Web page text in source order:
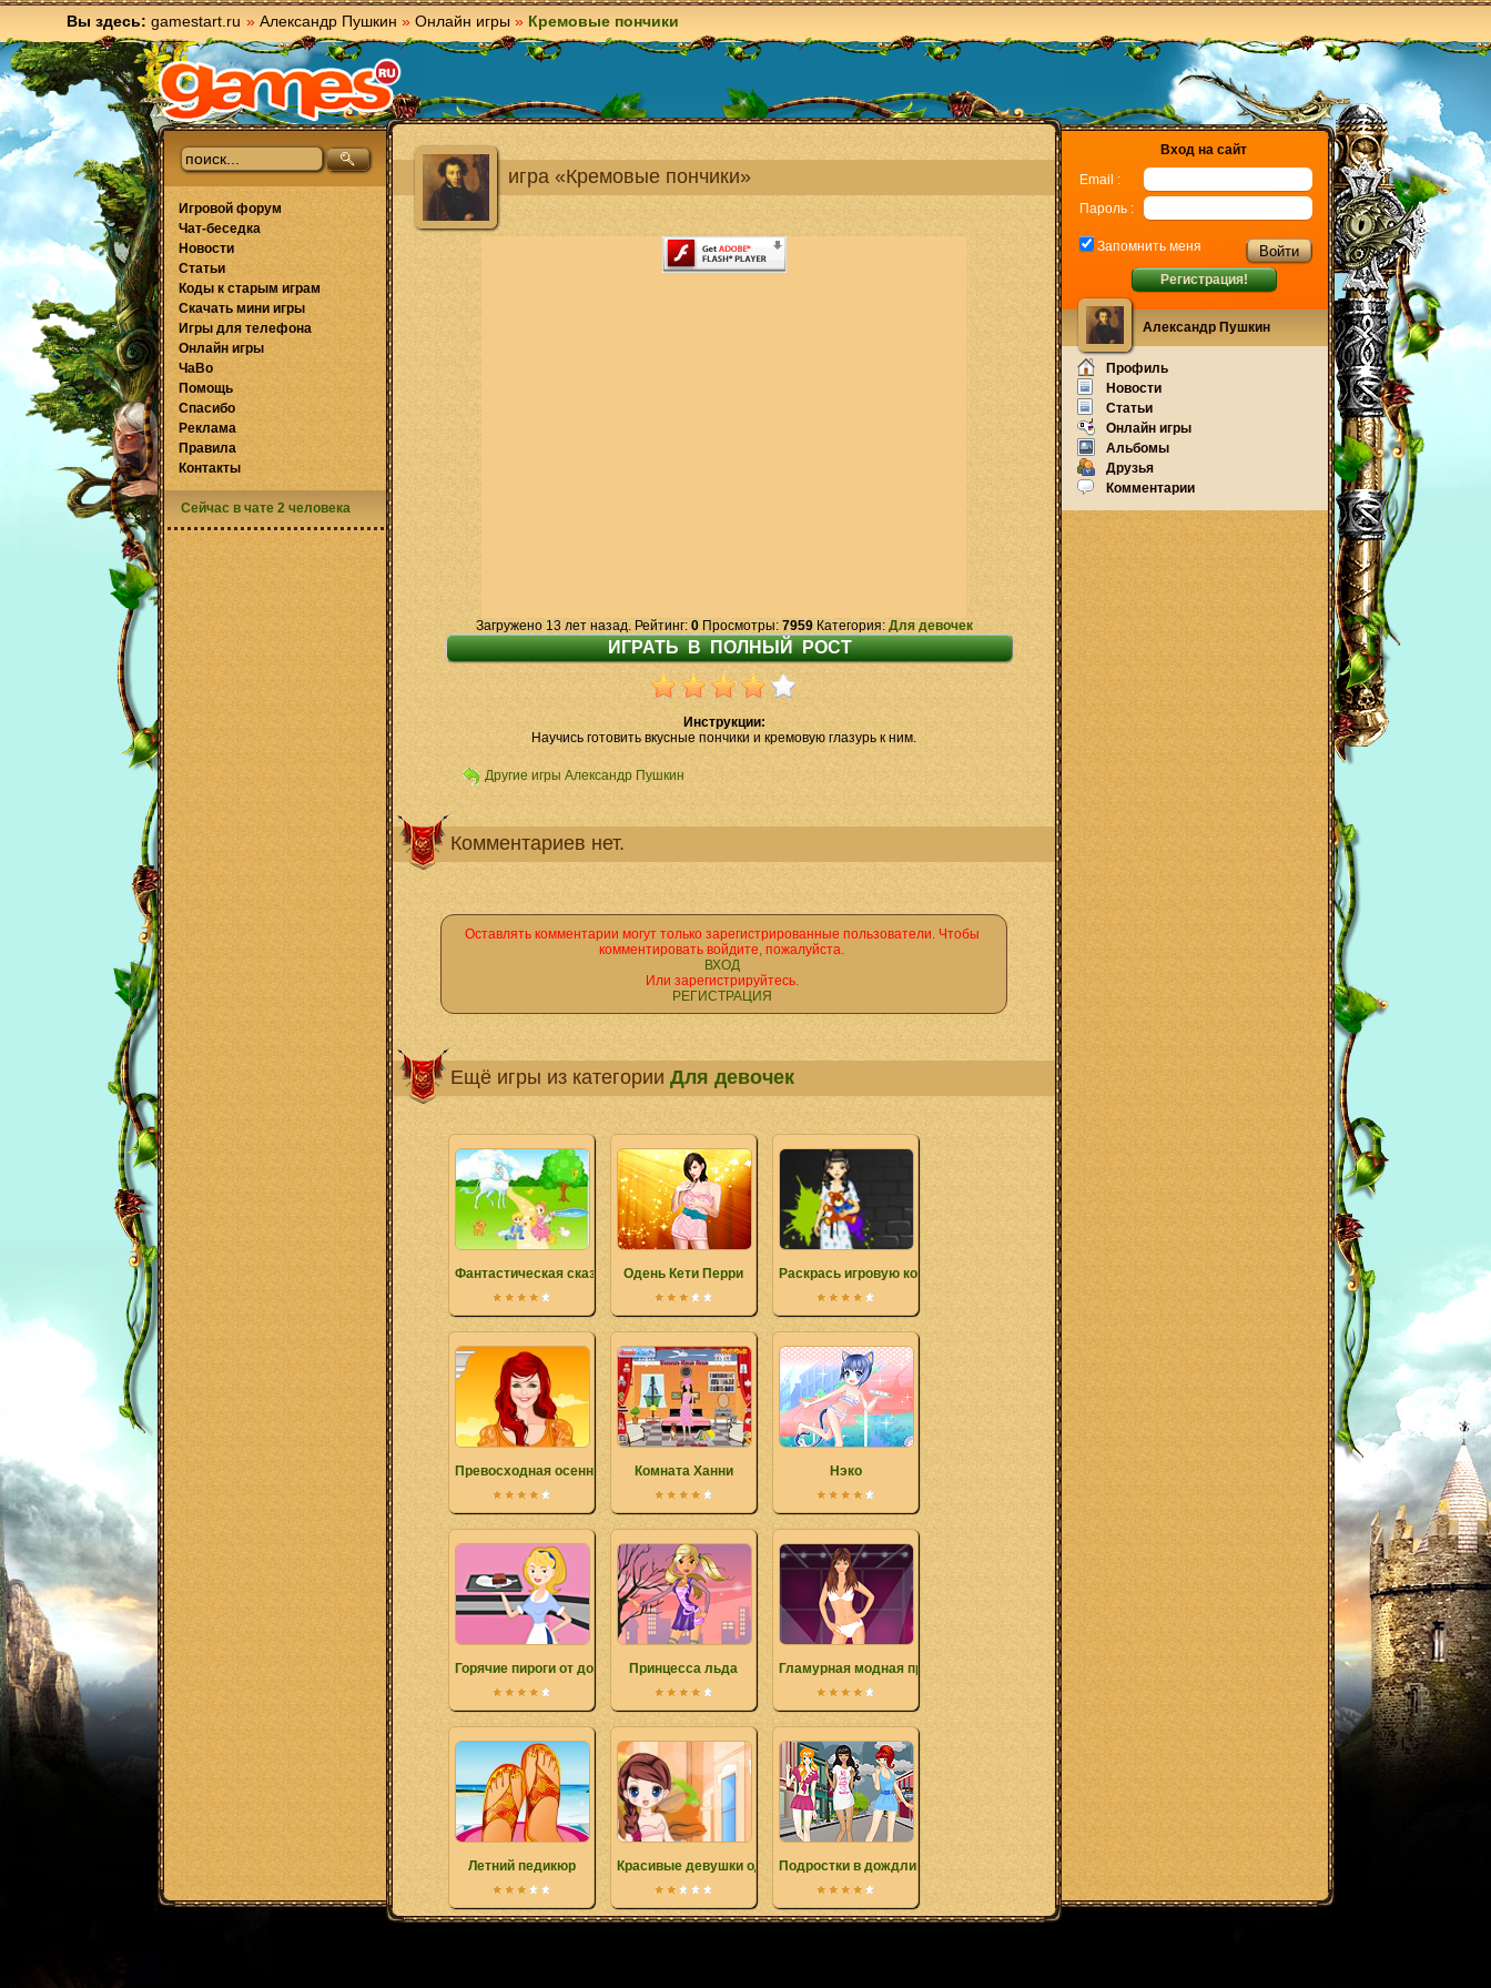
Вы здесь: gamestart.ru » Александр Пушкин » Онлайн игры » Кремовые пончики
игра «Кремовые пончики»
Загружено 13 лет назад. Рейтинг: 0Просмотры: 7959Категория: Для девочек
Инструкции:
Научись готовить вкусные пончики и кремовую глазурь к ним.
Другие игры Александр Пушкин
Комментариев нет.
Оставлять комментарии могут только зарегистрированные пользователи. Чтобы
комментировать войдите, пожалуйста.
ВХОД
Или зарегистрируйтесь.
РЕГИСТРАЦИЯ
Ещё игры из категории Для девочек
Фантастическая сказка Одень Кети Перри Раскрась игровую комнату
Превосходная осенняя модаКомната Ханни Нэко
Горячие пироги от домовогоПринцесса льда Гламурная модная презентация
Летний педикюр Красивые девушки одеваютсяПодростки в дождливый день
Игровой форум
Чат-беседка
Новости
Статьи
Коды к старым играм
Скачать мини игры
Игры для телефона
Онлайн игры
ЧаВо
Помощь
Спасибо
Реклама
Правила
Контакты
Сейчас в чате 2 человека
Вход на сайт
Email :
Пароль :
Запомнить меня
Регистрация!
Александр Пушкин
Профиль
Новости
Статьи
Онлайн игры
Альбомы
Друзья
Комментарии